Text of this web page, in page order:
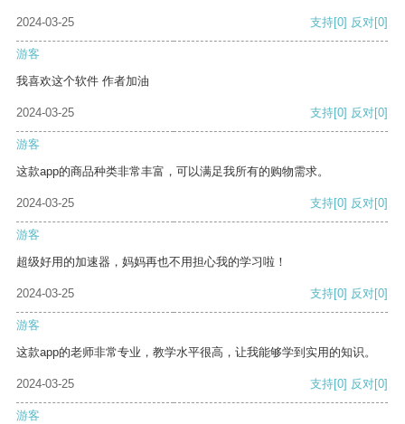
2024-03-25 支持[0] 反对[0]
游客
我喜欢这个软件 作者加油
2024-03-25 支持[0] 反对[0]
游客
这款app的商品种类非常丰富，可以满足我所有的购物需求。
2024-03-25 支持[0] 反对[0]
游客
超级好用的加速器，妈妈再也不用担心我的学习啦！
2024-03-25 支持[0] 反对[0]
游客
这款app的老师非常专业，教学水平很高，让我能够学到实用的知识。
2024-03-25 支持[0] 反对[0]
游客